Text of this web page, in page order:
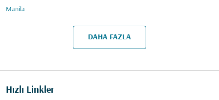
Manila
DAHA FAZLA
Hızlı Linkler